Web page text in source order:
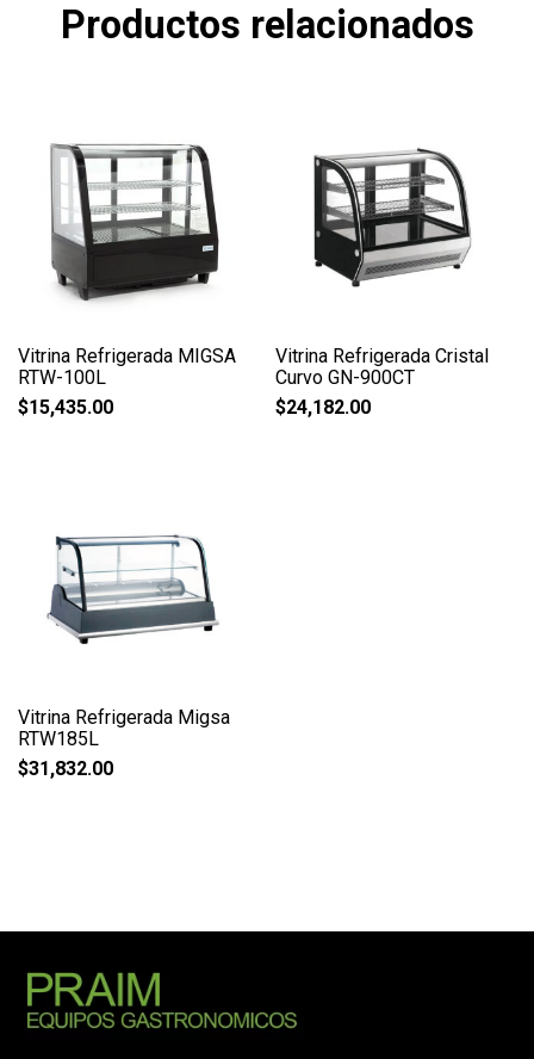
Productos relacionados
Vitrina Refrigerada MIGSA
RTW-100L
$15,435.00
Vitrina Refrigerada Cristal
Curvo GN-900CT
$24,182.00
Vitrina Refrigerada Migsa
RTW185L
$31,832.00